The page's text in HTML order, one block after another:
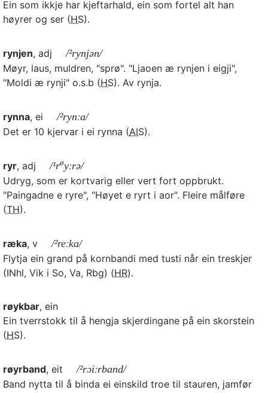
Ein som ikkje har kjeftarhald, ein som fortel alt han
høyrer og ser (HS).
rynjen, adj
/²rynjən/
Møyr, laus, muldren, "sprø". "Ljaoen æ rynjen i eigji",
"Moldi æ rynji" o.s.b (HS). Av rynja.
rynna, ei
/²rynːa/
Det er 10 kjervar i ei rynna (AIS).
ryr, adj /¹røyːrə/
Udryg, som er kortvarig eller vert fort oppbrukt.
"Paingadne e ryre", "Høyet e ryrt i aor". Fleire målføre
(TH).
ræka, v
/²reːka/
Flytja ein grand på kornbandi med tusti når ein treskjer
(INhl, Vik i So, Va, Rbg) (HR).
røykbar, ein
Ein tverrstokk til å hengja skjerdingane på ein skorstein
(HS).
røyrband, eit
/²rɔiːrband/
Band nytta til å binda ei einskild troe til stauren, jamfør